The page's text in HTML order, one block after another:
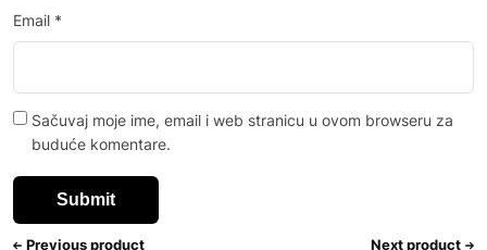
Email *
Sačuvaj moje ime, email i web stranicu u ovom browseru za
buduće komentare.
Previous product Next product